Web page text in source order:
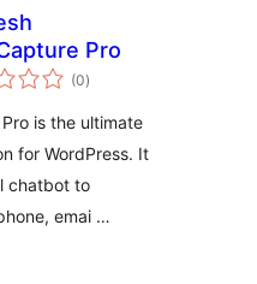
Pro
(0مجموعی
درجہ
)
is the ultimate
for WordPress. It
chatbot to
emai …